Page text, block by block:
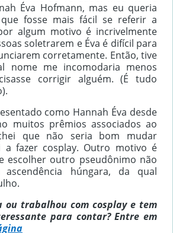
Éva Hofmann, mas eu queria
fosse mais fácil se referir a
algum motivo é incrivelmente
soletrarem e Éva é difícil para
corretamente. Então, tive
nome me incomodaria menos
corrigir alguém. (É tudo
como Hannah Éva desde
muitos prêmios associados ao
que não seria bom mudar
a fazer cosplay. Outro motivo é
escolher outro pseudônimo não
húngara, da qual
ou trabalhou com cosplay e tem
para contar? Entre em